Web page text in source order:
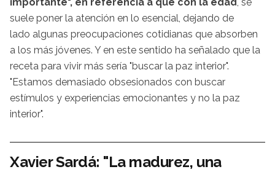
suele poner la atención en lo esencial, dejando de
lado algunas preocupaciones cotidianas que absorben
a los más jóvenes. Y en este sentido ha señalado que la
receta para vivir más sería "buscar la paz interior".
"Estamos demasiado obsesionados con buscar
estímulos y experiencias emocionantes y no la paz
interior".
Xavier Sardá: "La madurez, una